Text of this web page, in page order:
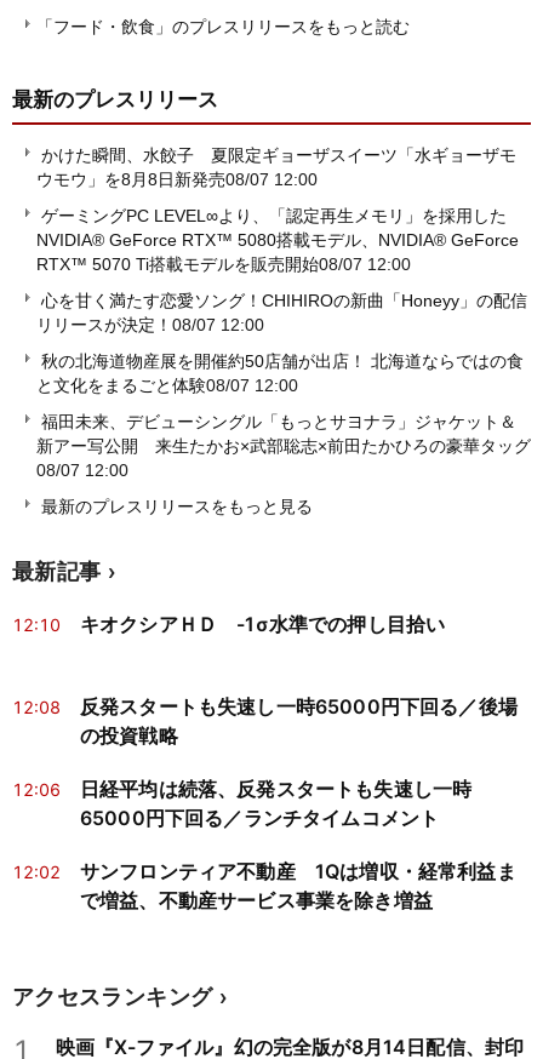
「フード・飲食」のプレスリリースをもっと読む
最新のプレスリリース
かけた瞬間、水餃子 夏限定ギョーザスイーツ「水ギョーザモ
ウモウ」を8月8日新発売08/07 12:00
ゲーミングPC LEVEL∞より、「認定再生メモリ」を採用した
NVIDIA® GeForce RTX™ 5080搭載モデル、NVIDIA® GeForce
RTX™ 5070 Ti搭載モデルを販売開始08/07 12:00
心を甘く満たす恋愛ソング！CHIHIROの新曲「Honeyy」の配信
リリースが決定！ 08/07 12:00
秋の北海道物産展を開催約50店舗が出店！ 北海道ならではの食
と文化をまるごと体験08/07 12:00
福田未来、デビューシングル「もっとサヨナラ」ジャケット＆
新アー写公開 来生たかお×武部聡志×前田たかひろの豪華タッグ
08/07 12:00
最新のプレスリリースをもっと見る
最新記事
12:10 キオクシアＨＤ -1σ水準での押し目拾い
12:08
反発スタートも失速し一時65000円下回る／後場
の投資戦略
12:06
日経平均は続落、反発スタートも失速し一時
65000円下回る／ランチタイムコメント
12:02
サンフロンティア不動産 1Qは増収・経常利益ま
で増益、不動産サービス事業を除き増益
アクセスランキング
1
映画『X-ファイル』幻の完全版が8月14日配信、封印